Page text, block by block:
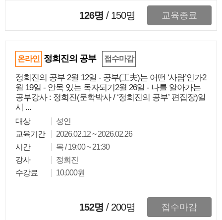
126명 / 150명 교육종료
온라인 정희진의 공부 접수마감
정희진의 공부 2월 12일 - 공부(工夫)는 어떤 ‘사람’인가2
월 19일 - 안목 있는 독자되기2월 26일 - 나를 알아가는
공부강사 : 정희진(문학박사 / ‘정희진의 공부’ 편집장)일
시 ...
대상
성인
교육기간
2026.02.12 ~ 2026.02.26
시간
목 / 19:00 ~ 21:30
강사
정희진
수강료
10,000원
152명 / 200명 접수마감